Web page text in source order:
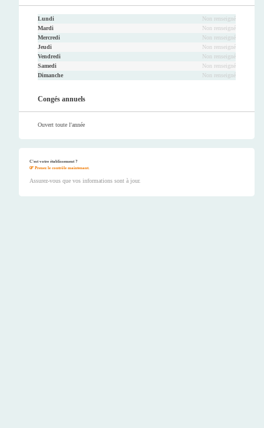
Lundi
Non renseigné
Mardi
Non renseigné
Mercredi
Non renseigné
Jeudi
Non renseigné
Vendredi
Non renseigné
Samedi
Non renseigné
Dimanche
Non renseigné
Congés annuels
Ouvert toute l'année
C'est votre établissement ?
Prenez le contrôle maintenant.
Assurez-vous que vos informations sont à jour.